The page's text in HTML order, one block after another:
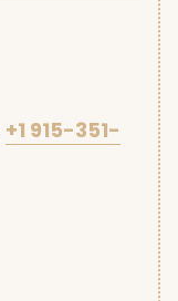
+1 915-351-